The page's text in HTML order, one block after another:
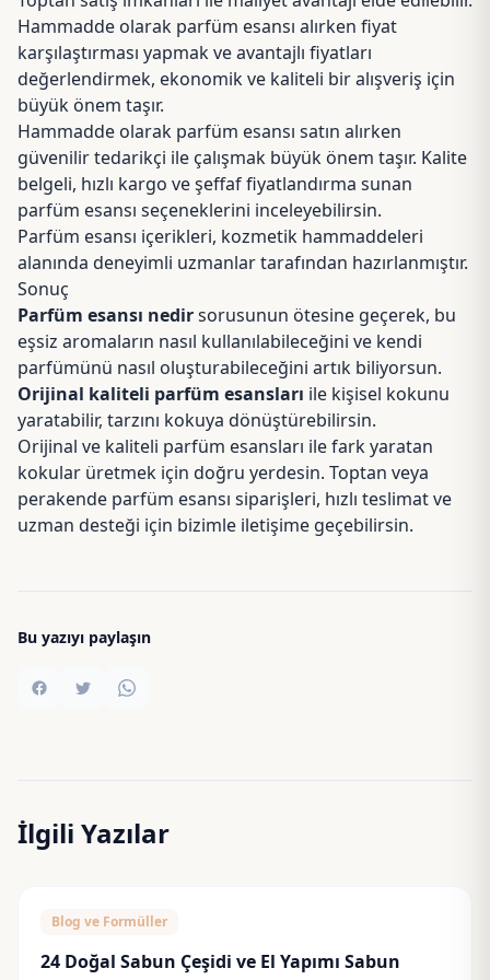
Hammadde olarak parfüm esansı alırken fiyat
karşılaştırması yapmak ve avantajlı fiyatları
değerlendirmek, ekonomik ve kaliteli bir alışveriş için
büyük önem taşır.
Hammadde olarak parfüm esansı satın alırken
güvenilir tedarikçi ile çalışmak büyük önem taşır. Kalite
belgeli, hızlı kargo ve şeffaf fiyatlandırma sunan
parfüm esansı seçeneklerini inceleyebilirsin.
Parfüm esansı içerikleri, kozmetik hammaddeleri
alanında deneyimli uzmanlar tarafından hazırlanmıştır.
Sonuç
Parfüm esansı nedirsorusunun ötesine geçerek, bu
eşsiz aromaların nasıl kullanılabileceğini ve kendi
parfümünü nasıl oluşturabileceğini artık biliyorsun.
Orijinal kaliteli parfüm esansları ile kişisel kokunu
yaratabilir, tarzını kokuya dönüştürebilirsin.
Orijinal ve kaliteli parfüm esansları ile fark yaratan
kokular üretmek için doğru yerdesin. Toptan veya
perakende parfüm esansı siparişleri, hızlı teslimat ve
uzman desteği için bizimle iletişime geçebilirsin.
Bu yazıyı paylaşın
İlgili Yazılar
Blog ve Formüller
24 Doğal Sabun Çeşidi ve El Yapımı Sabun